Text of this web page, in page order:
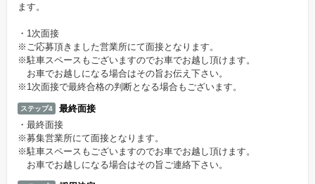
ます。
・1次面接
※ご応募頂きました営業所にて面接となります。
※駐車スペースもございますのでお車でお越し頂けます。
お車でお越しになる場合はその旨お伝え下さい。
※1次面接で最終合格の判断となる場合もございます。
ステップ4
最終面接
・最終面接
※募集営業所にて面接となります。
※駐車スペースもございますのでお車でお越し頂けます。
お車でお越しになる場合はその旨ご連絡下さい。